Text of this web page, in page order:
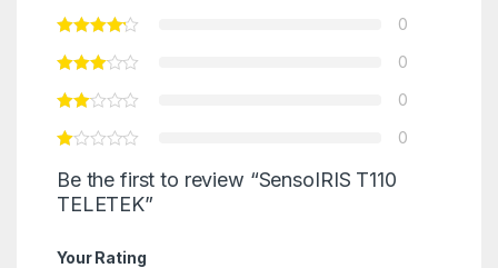
0
0
0
0
Be the first to review “SensoIRIS T110
TELETEK”
Your Rating